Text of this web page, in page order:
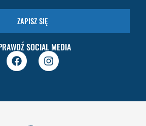
ZAPISZ SIĘ
SOCIAL MEDIA
F
a
I
n